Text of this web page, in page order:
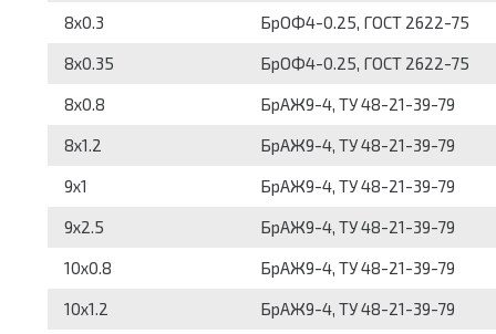
8x0.3 БрОФ4-0.25, ГОСТ 2622-75
8x0.35 БрОФ4-0.25, ГОСТ 2622-75
8x0.8 БрАЖ9-4, ТУ 48-21-39-79
8x1.2 БрАЖ9-4, ТУ 48-21-39-79
9x1 БрАЖ9-4, ТУ 48-21-39-79
9x2.5 БрАЖ9-4, ТУ 48-21-39-79
10x0.8 БрАЖ9-4, ТУ 48-21-39-79
10x1.2 БрАЖ9-4, ТУ 48-21-39-79